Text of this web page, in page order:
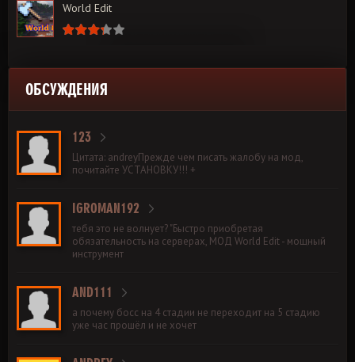
World Edit
ОБСУЖДЕНИЯ
123
Цитата: andreyПрежде чем писать жалобу на мод,
почитайте УСТАНОВКУ!!! +
IGROMAN192
тебя это не волнует? "Быстро приобретая
обязательность на серверах, МОД World Edit - мощный
инструмент
AND111
а почему босс на 4 стадии не переходит на 5 стадию
уже час прошёл и не хочет